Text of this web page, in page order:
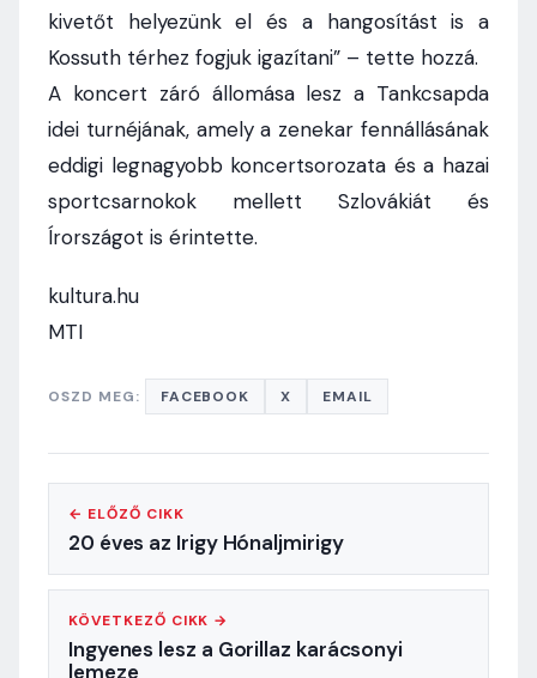
kivetőt helyezünk el és a hangosítást is a
Kossuth térhez fogjuk igazítani” – tette hozzá.
A koncert záró állomása lesz a Tankcsapda
idei turnéjának, amely a zenekar fennállásának
eddigi legnagyobb koncertsorozata és a hazai
sportcsarnokok mellett Szlovákiát és
Írországot is érintette.
kultura.hu
MTI
OSZD MEG: FACEBOOK X EMAIL
← ELŐZŐ CIKK
20 éves az Irigy Hónaljmirigy
KÖVETKEZŐ CIKK →
Ingyenes lesz a Gorillaz karácsonyi
lemeze